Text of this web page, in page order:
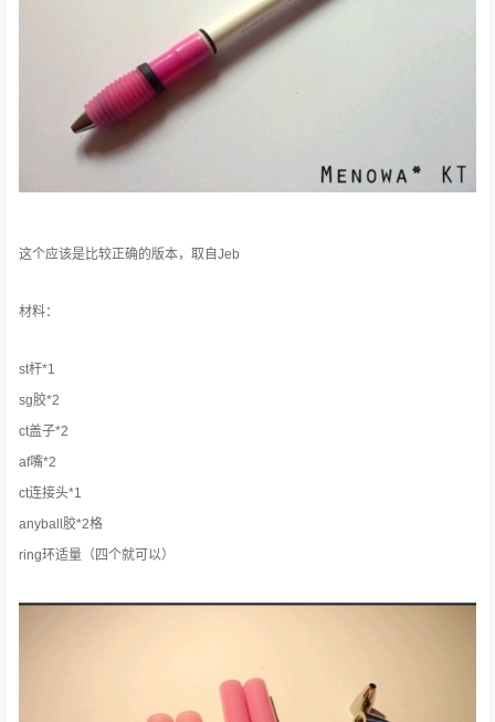
这个应该是比较正确的版本，取自Jeb
材料：
st杆*1
sg胶*2
ct盖子*2
af嘴*2
ct连接头*1
anyball胶*2格
ring环适量（四个就可以）